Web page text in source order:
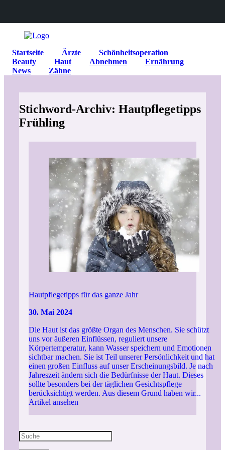
Startseite Ärzte
Schönheitsoperation
Beauty
Haut Abnehmen
Ernährung
News
Zähne
Stichword-Archiv: Hautpflegetipps
Frühling
Hautpflegetipps für das ganze Jahr
30. Mai 2024
Die Haut ist das größte Organ des Menschen. Sie schützt
uns vor äußeren Einflüssen, reguliert unsere
Körpertemperatur, kann Wasser speichern und Emotionen
sichtbar machen. Sie ist Teil unserer Persönlichkeit und hat
einen großen Einfluss auf unser Erscheinungsbild. Je nach
Jahreszeit ändern sich die Bedürfnisse der Haut. Dieses
sollte besonders bei der täglichen Gesichtspflege
berücksichtigt werden. Aus diesem Grund haben wir...
Artikel ansehen